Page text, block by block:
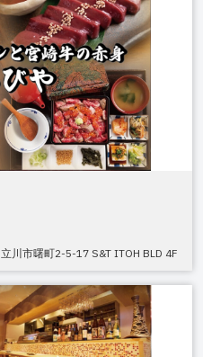
立川市曙町2-5-17 S&T ITOH BLD 4F